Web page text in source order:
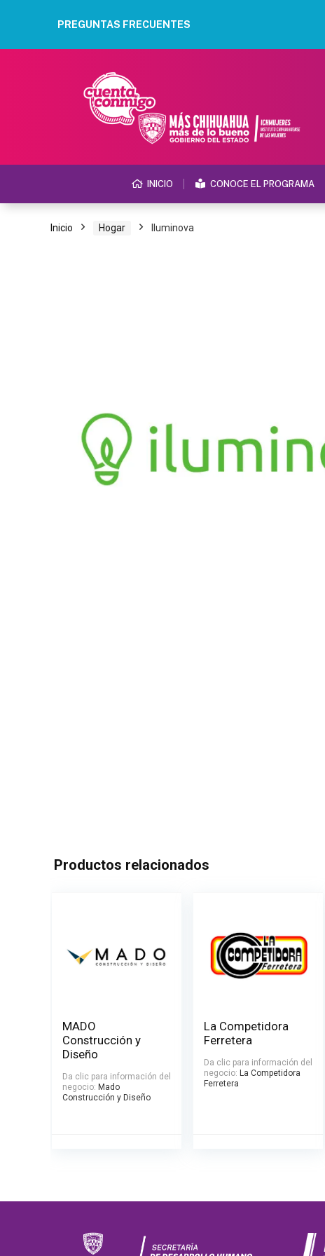
PREGUNTAS FRECUENTES
INICIO CONOCE EL PROGRAMA
Inicio Hogar Iluminova
Productos relacionados
MADO
Construcción y
Diseño
Da clic para información del
negocio: Mado
Construcción y Diseño
La Competidora
Ferretera
Da clic para información del
negocio: La Competidora
Ferretera